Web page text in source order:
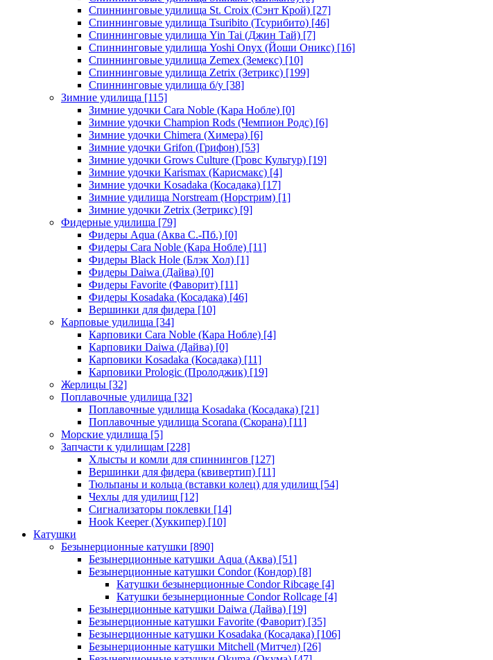
Спиннинговые удилища St. Croix (Сэнт Крой) [27]
Спиннинговые удилища Tsuribito (Тсурибито) [46]
Спиннинговые удилища Yin Tai (Джин Тай) [7]
Спиннинговые удилища Yoshi Onyx (Йоши Оникс) [16]
Спиннинговые удилища Zemex (Земекс) [10]
Спиннинговые удилища Zetrix (Зетрикс) [199]
Спиннинговые удилища б/у [38]
Зимние удилища [115]
Зимние удочки Cara Noble (Кара Нобле) [0]
Зимние удочки Champion Rods (Чемпион Родс) [6]
Зимние удочки Chimera (Химера) [6]
Зимние удочки Grifon (Грифон) [53]
Зимние удочки Grows Culture (Гровс Культур) [19]
Зимние удочки Karismax (Карисмакс) [4]
Зимние удочки Kosadaka (Косадака) [17]
Зимние удилища Norstream (Норстрим) [1]
Зимние удочки Zetrix (Зетрикс) [9]
Фидерные удилища [79]
Фидеры Aqua (Аква С.-Пб.) [0]
Фидеры Cara Noble (Кара Нобле) [11]
Фидеры Black Hole (Блэк Хол) [1]
Фидеры Daiwa (Дайва) [0]
Фидеры Favorite (Фаворит) [11]
Фидеры Kosadaka (Косадака) [46]
Вершинки для фидера [10]
Карповые удилища [34]
Карповики Cara Noble (Кара Нобле) [4]
Карповики Daiwa (Дайва) [0]
Карповики Kosadaka (Косадака) [11]
Карповики Prologic (Пролоджик) [19]
Жерлицы [32]
Поплавочные удилища [32]
Поплавочные удилища Kosadaka (Косадака) [21]
Поплавочные удилища Scorana (Скорана) [11]
Морские удилища [5]
Запчасти к удилищам [228]
Хлысты и комли для спиннингов [127]
Вершинки для фидера (квивертип) [11]
Тюльпаны и кольца (вставки колец) для удилищ [54]
Чехлы для удилищ [12]
Сигнализаторы поклевки [14]
Hook Keeper (Хуккипер) [10]
Катушки
Безынерционные катушки [890]
Безынерционные катушки Aqua (Аква) [51]
Безынерционные катушки Condor (Кондор) [8]
Катушки безынерционные Condor Ribcage [4]
Катушки безынерционные Condor Rollcage [4]
Безынерционные катушки Daiwa (Дайва) [19]
Безынерционные катушки Favorite (Фаворит) [35]
Безынерционные катушки Kosadaka (Косадака) [106]
Безынерционные катушки Mitchell (Митчел) [26]